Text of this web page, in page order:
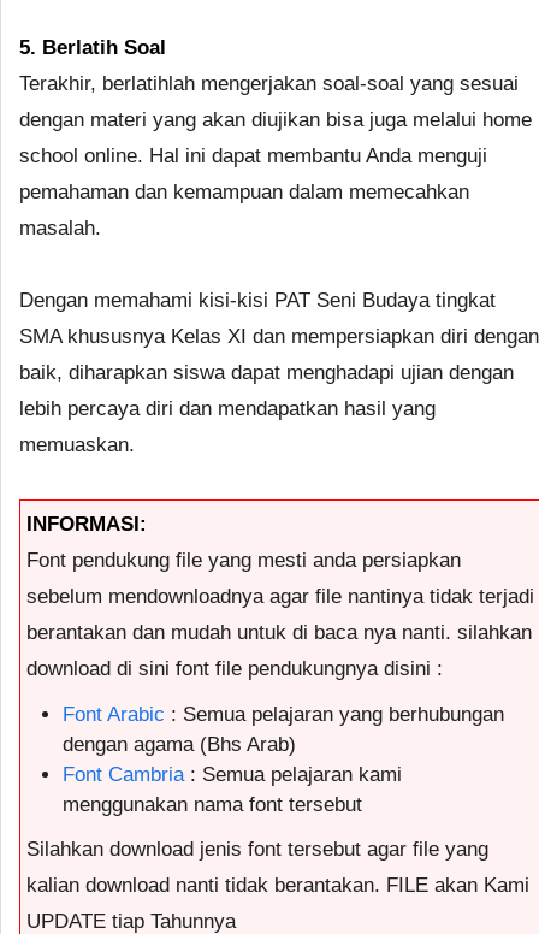
5. Berlatih Soal
Terakhir, berlatihlah mengerjakan soal-soal yang sesuai
dengan materi yang akan diujikan bisa juga melalui home
school online. Hal ini dapat membantu Anda menguji
pemahaman dan kemampuan dalam memecahkan
masalah.
Dengan memahami kisi-kisi PAT Seni Budaya tingkat
SMA khususnya Kelas XI dan mempersiapkan diri dengan
baik, diharapkan siswa dapat menghadapi ujian dengan
lebih percaya diri dan mendapatkan hasil yang
memuaskan.
INFORMASI:
Font pendukung file yang mesti anda persiapkan
sebelum mendownloadnya agar file nantinya tidak terjadi
berantakan dan mudah untuk di baca nya nanti. silahkan
download di sini font file pendukungnya disini :
Font Arabic : Semua pelajaran yang berhubungan
dengan agama (Bhs Arab)
Font Cambria : Semua pelajaran kami
menggunakan nama font tersebut
Silahkan download jenis font tersebut agar file yang
kalian download nanti tidak berantakan. FILE akan Kami
UPDATE tiap Tahunnya